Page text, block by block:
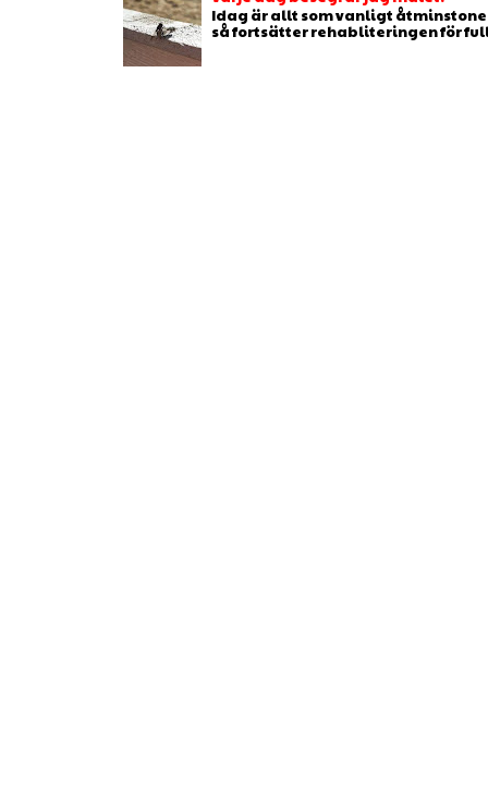
Idag är allt som vanligt
så fortsätter rehabliteringen för